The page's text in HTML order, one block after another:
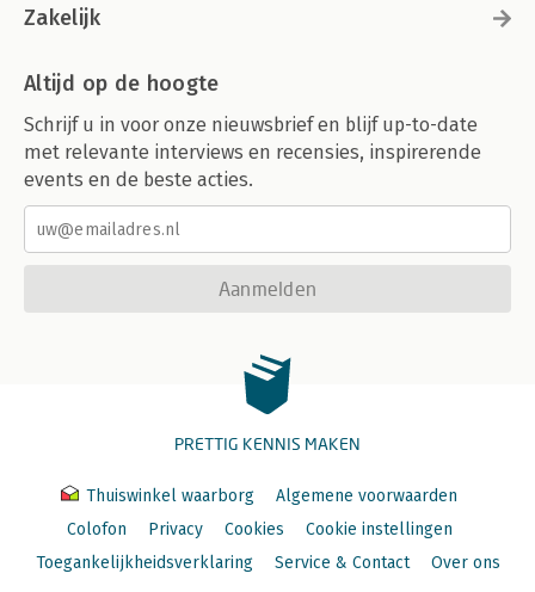
Zakelijk
Altijd op de hoogte
Schrijf u in voor onze nieuwsbrief en blijf up-to-date
met relevante interviews en recensies, inspirerende
events en de beste acties.
Aanmelden
PRETTIG KENNIS MAKEN
Thuiswinkel waarborg
Algemene voorwaarden
Colofon
Privacy Cookies
Cookie instellingen
Toegankelijkheidsverklaring
Service & Contact Over ons